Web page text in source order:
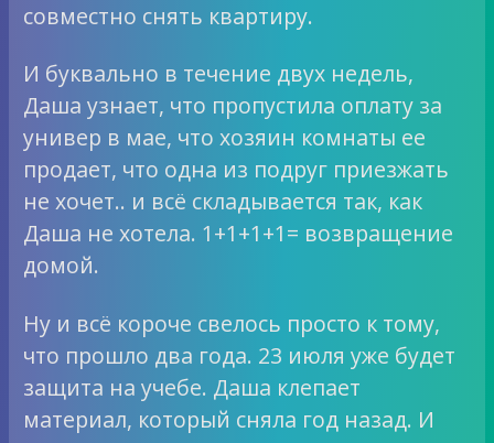
совместно снять квартиру.
И буквально в течение двух недель,
Даша узнает, что пропустила оплату за
универ в мае, что хозяин комнаты ее
продает, что одна из подруг приезжать
не хочет.. и всё складывается так, как
Даша не хотела. 1+1+1+1= возвращение
домой.
Ну и всё короче свелось просто к тому,
что прошло два года. 23 июля уже будет
защита на учебе. Даша клепает
материал, который сняла год назад. И